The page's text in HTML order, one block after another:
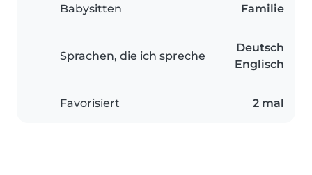
Babysitten
Familie
Sprachen, die ich spreche
Deutsch
Englisch
Favorisiert 2 mal